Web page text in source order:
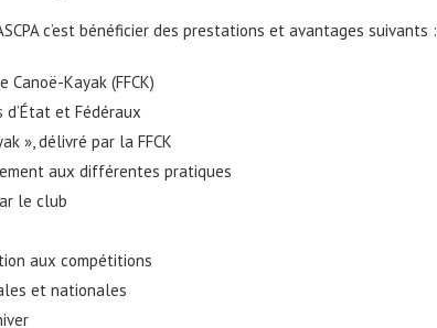
c’est bénéficier des prestations et avantages suivants :
Kayak (FFCK)
et Fédéraux
», délivré par la FFCK
aux différentes pratiques
le club
aux compétitions
et nationales